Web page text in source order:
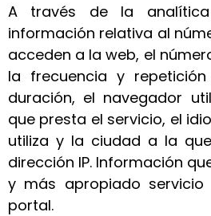
A través de la
información relativa al
acceden a la web, el
la frecuencia y
duración, el navegador
que presta el servicio, el
utiliza y la ciudad a la
dirección IP. Información
y más apropiado
portal.